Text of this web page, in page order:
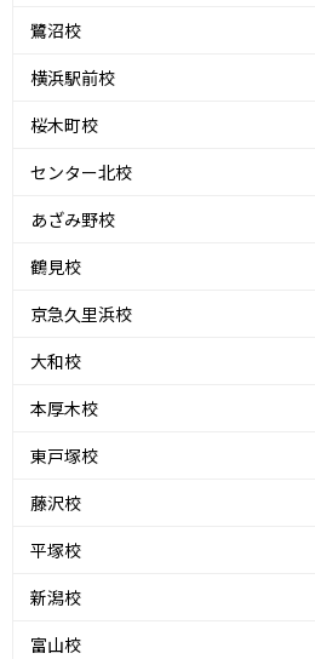
鷺沼校
横浜駅前校
桜木町校
センター北校
あざみ野校
鶴見校
京急久里浜校
大和校
本厚木校
東戸塚校
藤沢校
平塚校
新潟校
富山校